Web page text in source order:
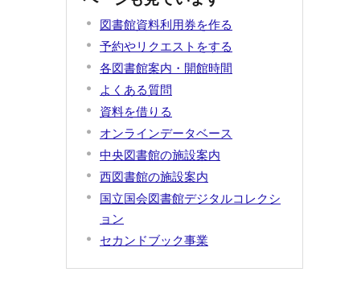
図書館資料利用券を作る
予約やリクエストをする
各図書館案内・開館時間
よくある質問
資料を借りる
オンラインデータベース
中央図書館の施設案内
西図書館の施設案内
国立国会図書館デジタルコレクシ
ョン
セカンドブック事業